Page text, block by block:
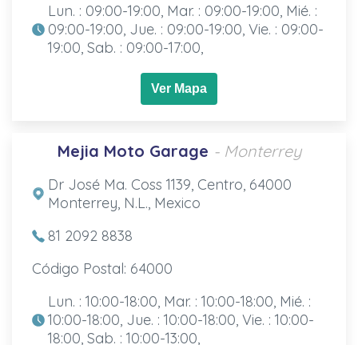
Lun. : 09:00-19:00, Mar. : 09:00-19:00, Mié. :
09:00-19:00, Jue. : 09:00-19:00, Vie. : 09:00-
19:00, Sab. : 09:00-17:00,
Ver Mapa
Mejia Moto Garage - Monterrey
Dr José Ma. Coss 1139, Centro, 64000
Monterrey, N.L., Mexico
81 2092 8838
Código Postal: 64000
Lun. : 10:00-18:00, Mar. : 10:00-18:00, Mié. :
10:00-18:00, Jue. : 10:00-18:00, Vie. : 10:00-
18:00, Sab. : 10:00-13:00,